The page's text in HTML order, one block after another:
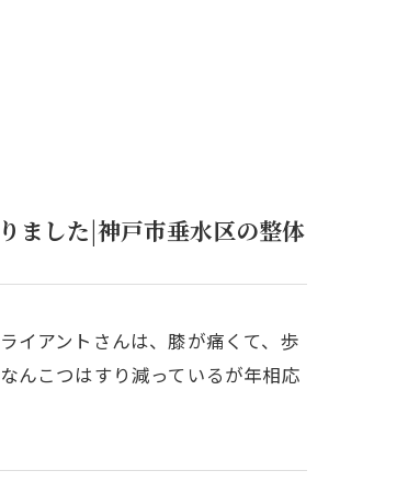
ました|神戸市垂水区の整体
イアントさんは、膝が痛くて、歩
んこつはすり減っているが年相応